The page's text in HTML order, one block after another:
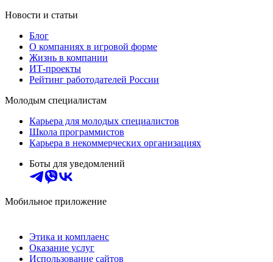
Новости и статьи
Блог
О компаниях в игровой форме
Жизнь в компании
ИТ-проекты
Рейтинг работодателей России
Молодым специалистам
Карьера для молодых специалистов
Школа программистов
Карьера в некоммерческих организациях
Боты для уведомлений
Мобильное приложение
Этика и комплаенс
Оказание услуг
Использование сайтов